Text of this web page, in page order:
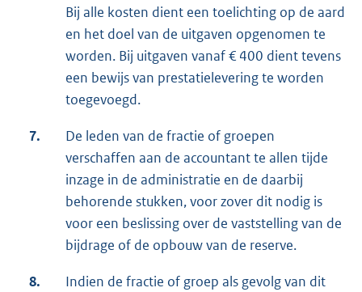
Bij alle kosten dient een toelichting op de aard
en het doel van de uitgaven opgenomen te
worden. Bij uitgaven vanaf € 400 dient tevens
een bewijs van prestatielevering te worden
toegevoegd.
7.
De leden van de fractie of groepen
verschaffen aan de accountant te allen tijde
inzage in de administratie en de daarbij
behorende stukken, voor zover dit nodig is
voor een beslissing over de vaststelling van de
bijdrage of de opbouw van de reserve.
8.
Indien de fractie of groep als gevolg van dit